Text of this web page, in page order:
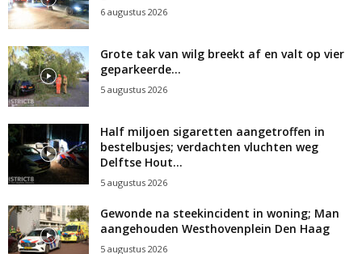
6 augustus 2026
Grote tak van wilg breekt af en valt op vier
geparkeerde...
5 augustus 2026
Half miljoen sigaretten aangetroffen in
bestelbusjes; verdachten vluchten weg
Delftse Hout...
5 augustus 2026
Gewonde na steekincident in woning; Man
aangehouden Westhovenplein Den Haag
5 augustus 2026